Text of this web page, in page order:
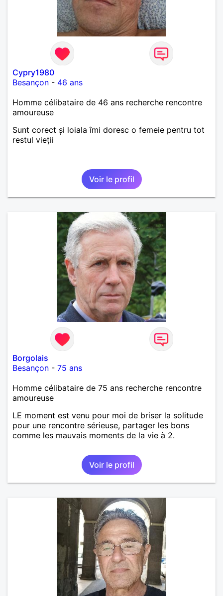
Cypry1980
Besançon - 46 ans
Homme célibataire de 46 ans recherche rencontre
amoureuse
Sunt corect și loiala îmi doresc o femeie pentru tot
restul vieții
Voir le profil
Borgolais
Besançon - 75 ans
Homme célibataire de 75 ans recherche rencontre
amoureuse
LE moment est venu pour moi de briser la solitude
pour une rencontre sérieuse, partager les bons
comme les mauvais moments de la vie à 2.
Voir le profil